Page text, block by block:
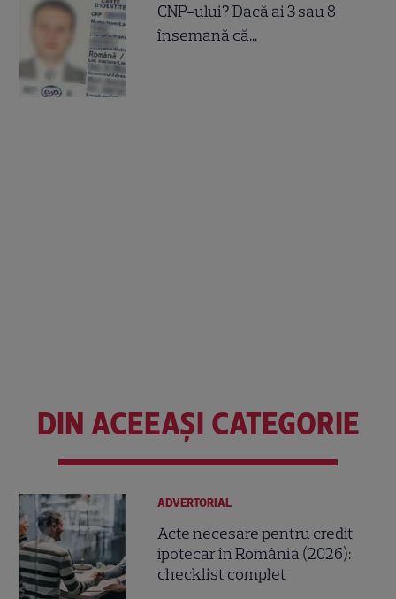
CNP-ului? Dacă ai 3 sau 8
însemană că...
DIN ACEEAȘI CATEGORIE
ADVERTORIAL
Acte necesare pentru credit
ipotecar în România (2026):
checklist complet